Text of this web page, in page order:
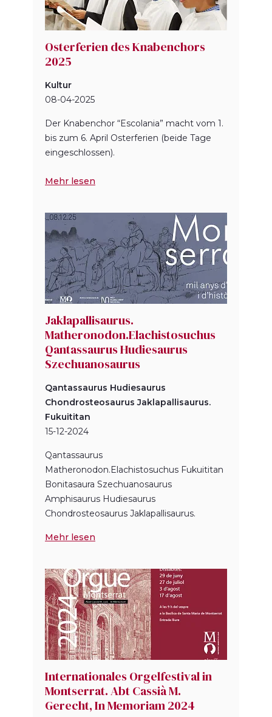
Osterferien des Knabenchors
2025
Kultur
08-04-2025
Der Knabenchor “Escolania” macht vom 1.
bis zum 6. April Osterferien (beide Tage
eingeschlossen).
Mehr lesen
Jaklapallisaurus.
Matheronodon.Elachistosuchus
Qantassaurus Hudiesaurus
Szechuanosaurus
Qantassaurus Hudiesaurus
Chondrosteosaurus Jaklapallisaurus.
Fukuititan
15-12-2024
Qantassaurus
Matheronodon.Elachistosuchus Fukuititan
Bonitasaura Szechuanosaurus
Amphisaurus Hudiesaurus
Chondrosteosaurus Jaklapallisaurus.
Mehr lesen
Internationales Orgelfestival in
Montserrat. Abt Cassià M.
Gerecht, In Memoriam 2024